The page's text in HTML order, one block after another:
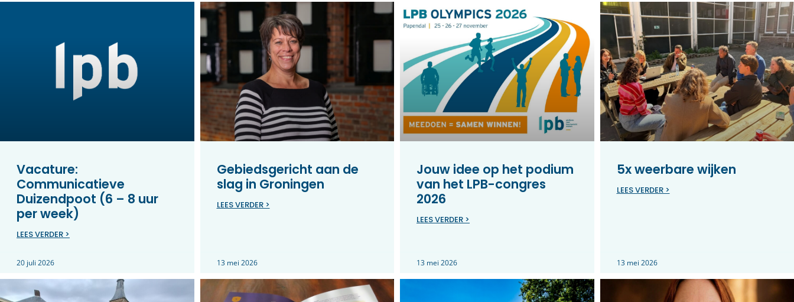
Vacature:
Communicatieve
Duizendpoot (6 – 8 uur
per week)
LEES VERDER >
20 juli 2026
Gebiedsgericht aan de
slag in Groningen
LEES VERDER >
13 mei 2026
Jouw idee op het podium
van het LPB-congres
2026
LEES VERDER >
13 mei 2026
5x weerbare wijken
LEES VERDER >
13 mei 2026